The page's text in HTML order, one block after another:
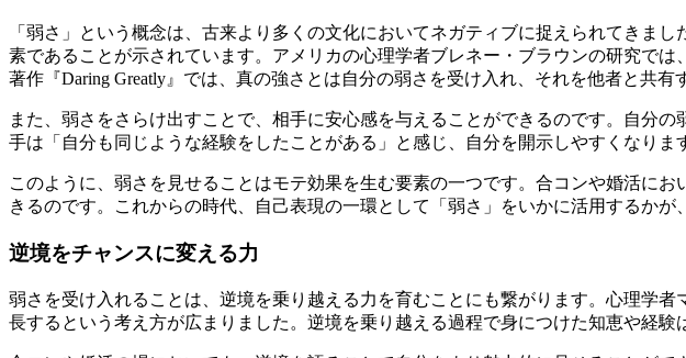
「弱さ」という概念は、古来より多くの文化においてネガティブに捉えられてきま
素であることが示されています。アメリカの心理学者ブレネー・ブラウンの研究で
著作『Daring Greatly』では、真の強さとは自分の弱さを受け入れ、それを他者と共有
また、弱さをさらけ出すことで、相手に安心感を与えることができるのです。自分
手は「自分も同じような経験をしたことがある」と感じ、自分を開示しやすくなり
このように、弱さを見せることはモテ効果を生む要素の一つです。合コンや婚活に
きるのです。これからの時代、自己表現の一環として「弱さ」をいかに活用するかが
逆境をチャンスに変える力
弱さを受け入れることは、逆境を乗り越える力を育むことにも繋がります。心理学
長するという考え方が広まりました。逆境を乗り越える過程で身につけた知恵や経験